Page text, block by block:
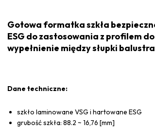
Gotowa formatka szkła
ESG do zastosowania z profilem
wypełnienie między słupki
Dane techniczne:
szkło laminowane VSG i hartowane ESG
grubość szkła: 88.2 ~ 16,76 [mm]